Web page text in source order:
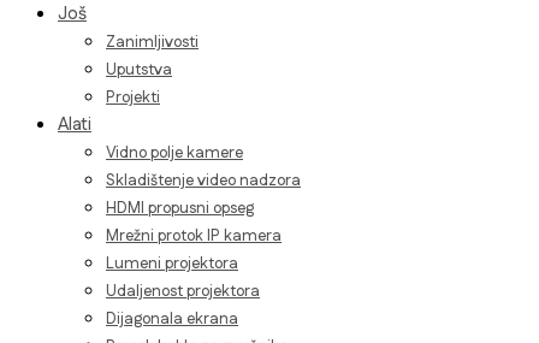
Još
Zanimljivosti
Uputstva
Projekti
Alati
Vidno polje kamere
Skladištenje video nadzora
HDMI propusni opseg
Mrežni protok IP kamera
Lumeni projektora
Udaljenost projektora
Dijagonala ekrana